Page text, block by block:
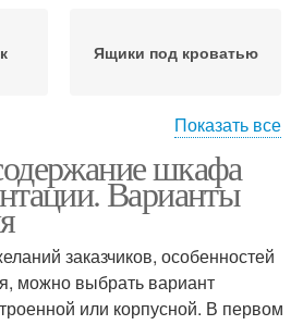
Ящики под кроватью
Ящик для постельного
белья
Показать все
шкафа
Варианты
заказчиков, особенностей
можно выбрать вариант
или корпусной. В первом